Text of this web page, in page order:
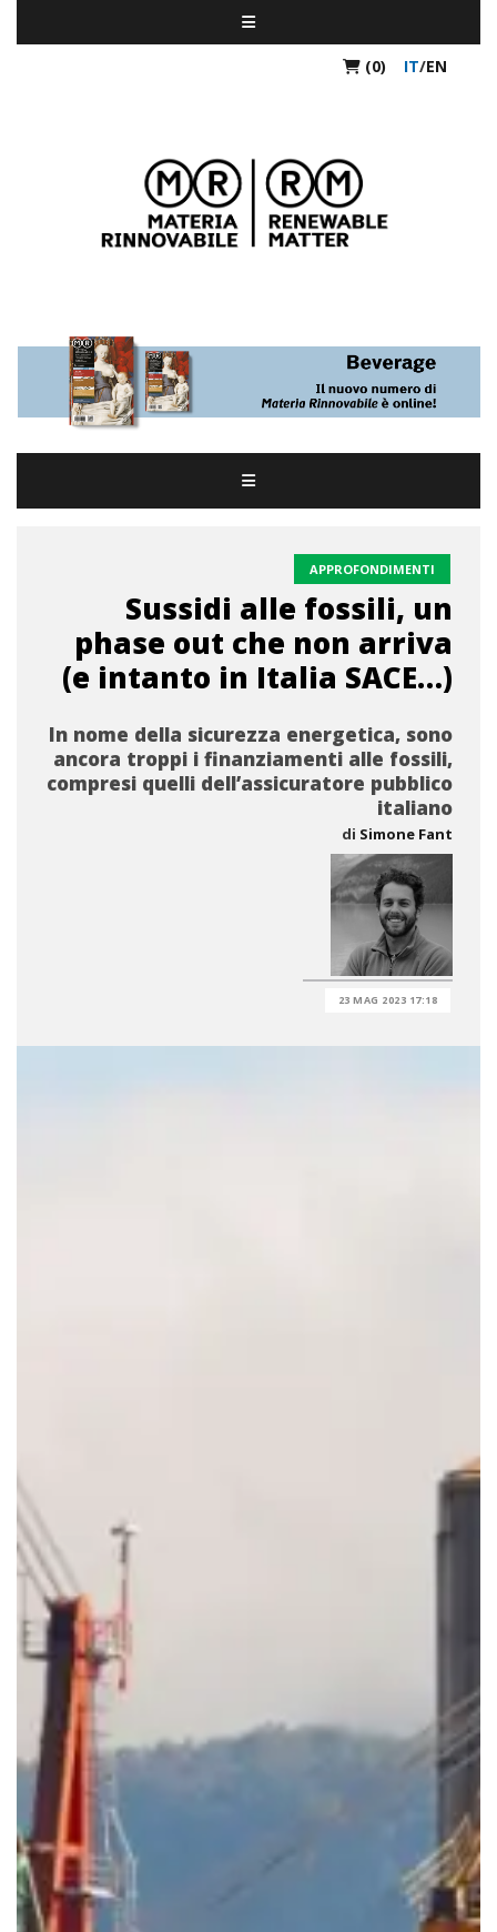
(0) IT/EN
APPROFONDIMENTI
Sussidi alle fossili, un
phase out che non arriva
(e intanto in Italia SACE…)
In nome della sicurezza energetica, sono
ancora troppi i finanziamenti alle fossili,
compresi quelli dell’assicuratore pubblico
italiano
di Simone Fant
23 MAG 2023 17:18